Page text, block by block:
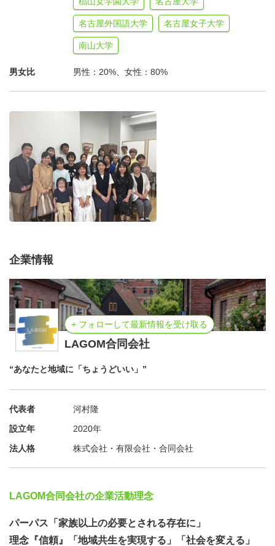
名古屋外国語大学 名古屋女子大学
南山大学
男女比 男性：20%、女性：80%
企業情報
+ フォローして最新情報を受け取る
LAGOM合同会社
“あなたと地域に「ちょうどいい」”
代表者
河村隆
設立年
2020年
法人格
株式会社・有限会社・合同会社
LAGOM合同会社の企業活動理念
パーパス「家族以上の必要とされる存在に」
理念『信頼』
「地域共生を実現する」「社会を変える」